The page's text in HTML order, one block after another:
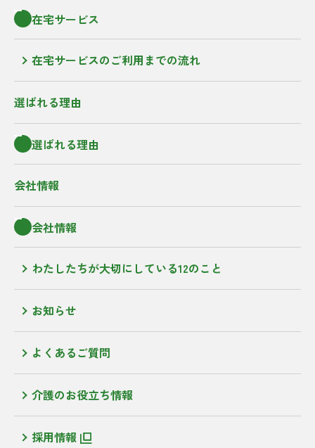
在宅サービス
在宅サービスのご利用までの流れ
選ばれる理由
選ばれる理由
会社情報
会社情報
わたしたちが大切にしている12のこと
お知らせ
よくあるご質問
介護のお役立ち情報
採用情報